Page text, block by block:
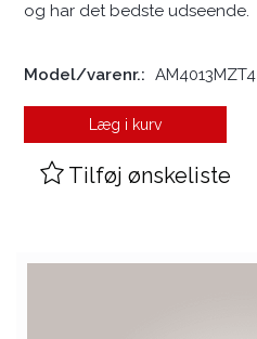
Model/varenr.: AM4013MZT4
og har det bedste udseende.
Læg i kurv
Tilføj ønskeliste